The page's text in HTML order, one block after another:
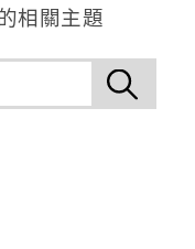
相關主題